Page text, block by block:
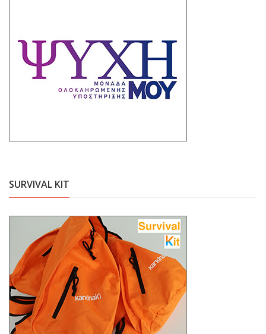
SURVIVAL KIT